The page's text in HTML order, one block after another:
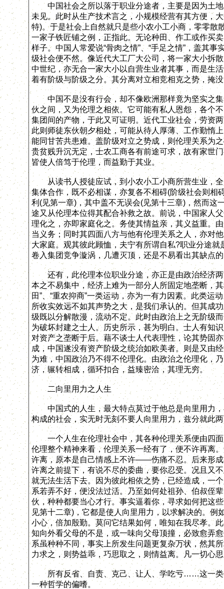
中国社会之所以落于职业分途者，主要是因为土地
未见。此时从生产技术言之，小规模经营有其方便，
特)。于是社会上自然就只是些小农小工小商，零零散
一家子铁匠铺之例，正指此。无论种田、作工或作买
样子。中国人常爱说“骨肉之情”、“手足之情”，盖其
级社会便不然。像近代大工厂大公司，将一家大小拆
中世纪，亦无合一家大小以自营生业者其事，而是生
着有阶级与阶级之分。其分离对立相竞相克之势，掩
中国不是没有行会，却不像欧洲那样竟为坚实之集
伙之间，又为伦理之相依。它可能有私人恩怨，各个
集团间的产物，于此又可证明。近代工业社会，劳资
此则师徒东伙朝夕相处，可能从待人厚薄、工作勤惰
能同甘苦共患难。盖阶级对立之势成，则伦理关系为
贵贫贱升沉无定，士农工商各有前途可求，故有家世
皆使人倍笃于伦理，而益勤于其业。
从读书人授徒应试，到小农小工小商所营生业，全
集体合作，既不必相谋，亦复各不相碍(阶级社会则相
利(见第一章)，其中盖不无误会(见第十三章)，然而这
途又从伦理本位得其配合补救之故。前说，中国家人
理化之，亦即家庭化之。务使其情益亲，其义益重。
当义务；同时其四面八方与他有伦理关系之人，亦对
大家庭。观其彼此顾恤，夫宁有所谓自私?职业分途
卷入集团竞争漩涡，几遭灭顶，还是不易看出其缺点
还有，此伦理本位职业分途，亦正是由政治经济两
本之不易集中，经济上难为一部分人所固定地垄断，
田”、“重农抑商”一类运动，亦为一有力因素。此类
所收实效远不如其声势之大，是我们承认的。但其成
级既以分解散漫，流动不定。此时由政治上之无阶级
为破坏封建之士人。历史所示，甚为明白。士人有知
对资产之垄断于后。藉不谈士人代表理性，论其势固
成，中国遂没有资产阶级之统治如欧美者。则是又由
为难，中国政治乃不得不伦理化。由政治之伦理化，
济，辗转相成，循环扣合，益臻密洽，其理无穷。
二向里用力之人生
中国式的人生，最大特点莫过于他总是向里用力，
构成的社会，实无时无刻不要人向里用力，兹分就此
一个人生在伦理社会中，其各种伦理关系便由四面
伦理整个精神来看，伦理关系一经有了，便不许再离
许离，原本是自己情感上不许——伤痛不忍。后来形成
许离之前提下，有说不尽的委曲，要你忍受。况且又
就无法生活下去。因为彼此相依之势，已经造成，一
系若弄不好，便没法过活。乃至如何处祖孙、伯叔侄
伙，种种都要当心才行。事实逼着你，寻求如何把这
见第十二章)，它都是使人向里用力，以求解决的。例
小心，倍加殷勤。莫问它结果如何，唯知在我尽孝。
知向外看父母的不是，或一味向父母顶撞，必致愈弄
系虽种种不同，事实上所发生问题更复杂万状，然其
力求之，则势益乖，巧思取之，则情益离。凡一切心
所有反省、自责、克己、让人、学吃亏……这一类
一种哲学的偏嗜。